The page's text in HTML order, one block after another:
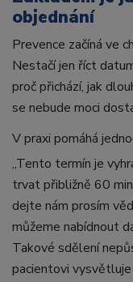
objednání
Prevence začíná ve
Nestačí jen říct
proč přichází, jak
se nebude moci
V praxi pomáhá
„Tento termín je
trvat přibližně 60
dejte nám prosím
můžeme nabídnout
Takové sdělení
pacientovi